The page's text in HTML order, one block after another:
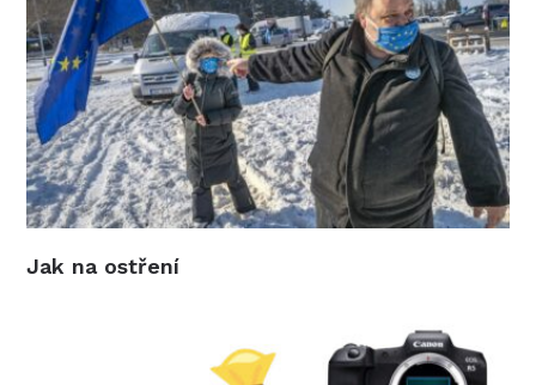
Jak na ostření